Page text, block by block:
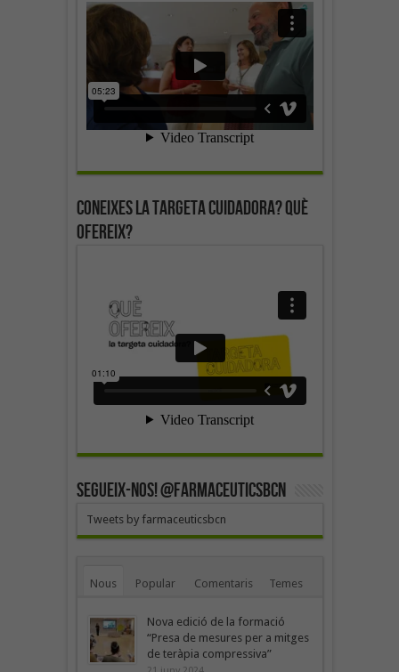
Coneixes la targeta cuidadora? Què
ofereix?
SEGUEIX-NOS! @farmaceuticsbcn
Tweets by farmaceuticsbcn
Nous Popular Comentaris Temes
Nova edició de la formació
“Presa de mesures per a mitges
de teràpia compressiva”